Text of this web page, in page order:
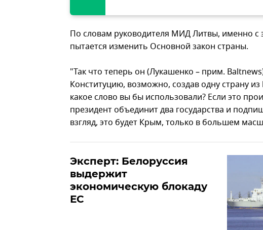
По словам руководителя МИД Литвы, именно с
пытается изменить Основной закон страны.
"Так что теперь он (Лукашенко – прим.
Конституцию, возможно, создав одну страну
какое слово вы бы использовали? Если это
президент объединит два государства и
взгляд, это будет Крым, только в большем
Эксперт: Белоруссия
выдержит
экономическую блокаду
ЕС